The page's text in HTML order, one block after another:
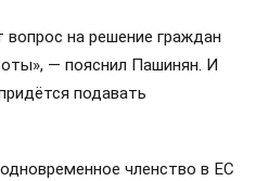
на решение граждан
— пояснил Пашинян. И
подавать
членство в ЕС